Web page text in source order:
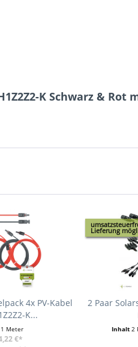
K Schwarz & Rot
4x PV-Kabel
K...
1 Meter
€*
Lieferung
2 Paar
Inhalt2